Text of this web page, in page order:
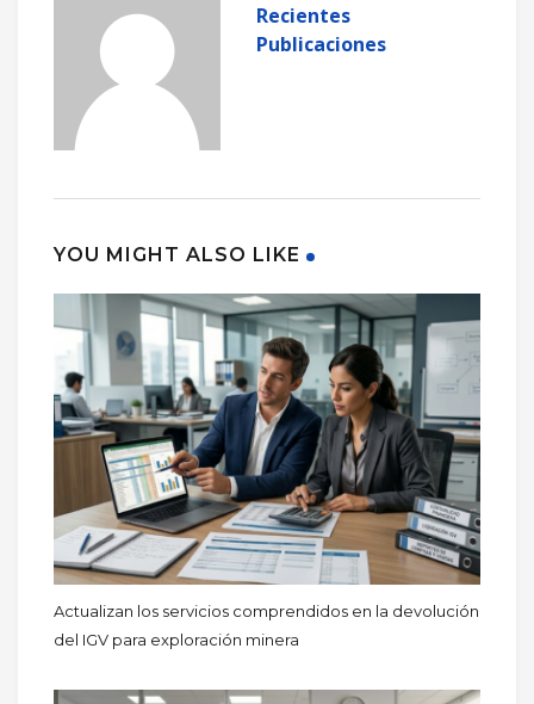
Recientes
Publicaciones
YOU MIGHT ALSO LIKE
Actualizan los servicios comprendidos en la devolución
del IGV para exploración minera